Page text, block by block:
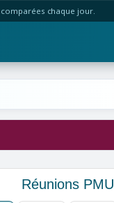
chaque jour.
Réunions PMU